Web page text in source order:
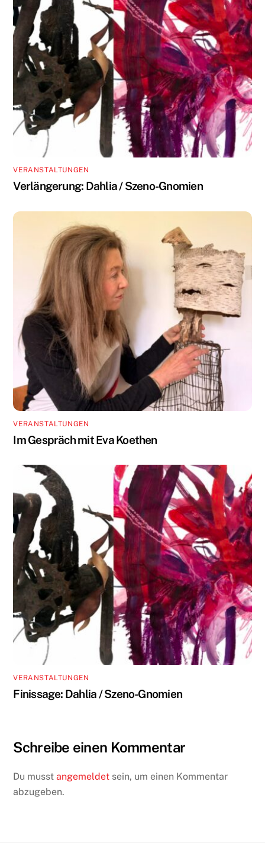
VERANSTALTUNGEN
Verlängerung: Dahlia / Szeno-Gnomien
VERANSTALTUNGEN
Im Gespräch mit Eva Koethen
VERANSTALTUNGEN
Finissage: Dahlia / Szeno-Gnomien
Schreibe einen Kommentar
Du musstangemeldet sein, um einen Kommentar
abzugeben.